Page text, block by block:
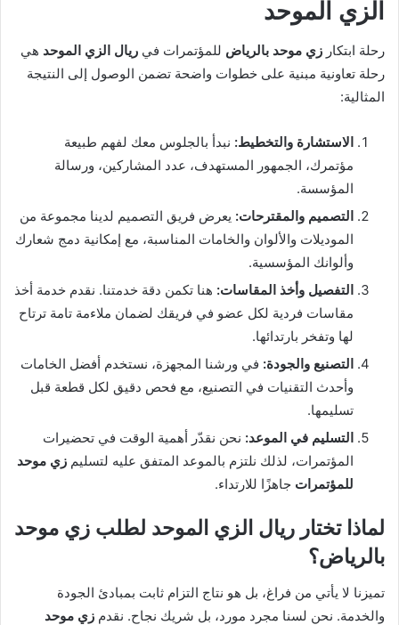
الزي الموحد
رحلة ابتكار زي موحد بالرياض للمؤتمرات في ريال الزي الموحد هي
رحلة تعاونية مبنية على خطوات واضحة تضمن الوصول إلى النتيجة
المثالية:
الاستشارة والتخطيط: نبدأ بالجلوس معك لفهم طبيعة
مؤتمرك، الجمهور المستهدف، عدد المشاركين، ورسالة
المؤسسة.
التصميم والمقترحات: يعرض فريق التصميم لدينا مجموعة من
الموديلات والألوان والخامات المناسبة، مع إمكانية دمج شعارك
وألوانك المؤسسية.
التفصيل وأخذ المقاسات: هنا تكمن دقة خدمتنا. نقدم خدمة أخذ
مقاسات فردية لكل عضو في فريقك لضمان ملاءمة تامة ترتاح
لها وتفخر بارتدائها.
التصنيع والجودة: في ورشنا المجهزة، نستخدم أفضل الخامات
وأحدث التقنيات في التصنيع، مع فحص دقيق لكل قطعة قبل
تسليمها.
التسليم في الموعد: نحن نقدّر أهمية الوقت في تحضيرات
المؤتمرات، لذلك نلتزم بالموعد المتفق عليه لتسليم زي موحد
للمؤتمرات جاهزًا للارتداء.
لماذا تختار ريال الزي الموحد لطلب زي موحد
بالرياض؟
تميزنا لا يأتي من فراغ، بل هو نتاج التزام ثابت بمبادئ الجودة
والخدمة. نحن لسنا مجرد مورد، بل شريك نجاح. نقدم زي موحد